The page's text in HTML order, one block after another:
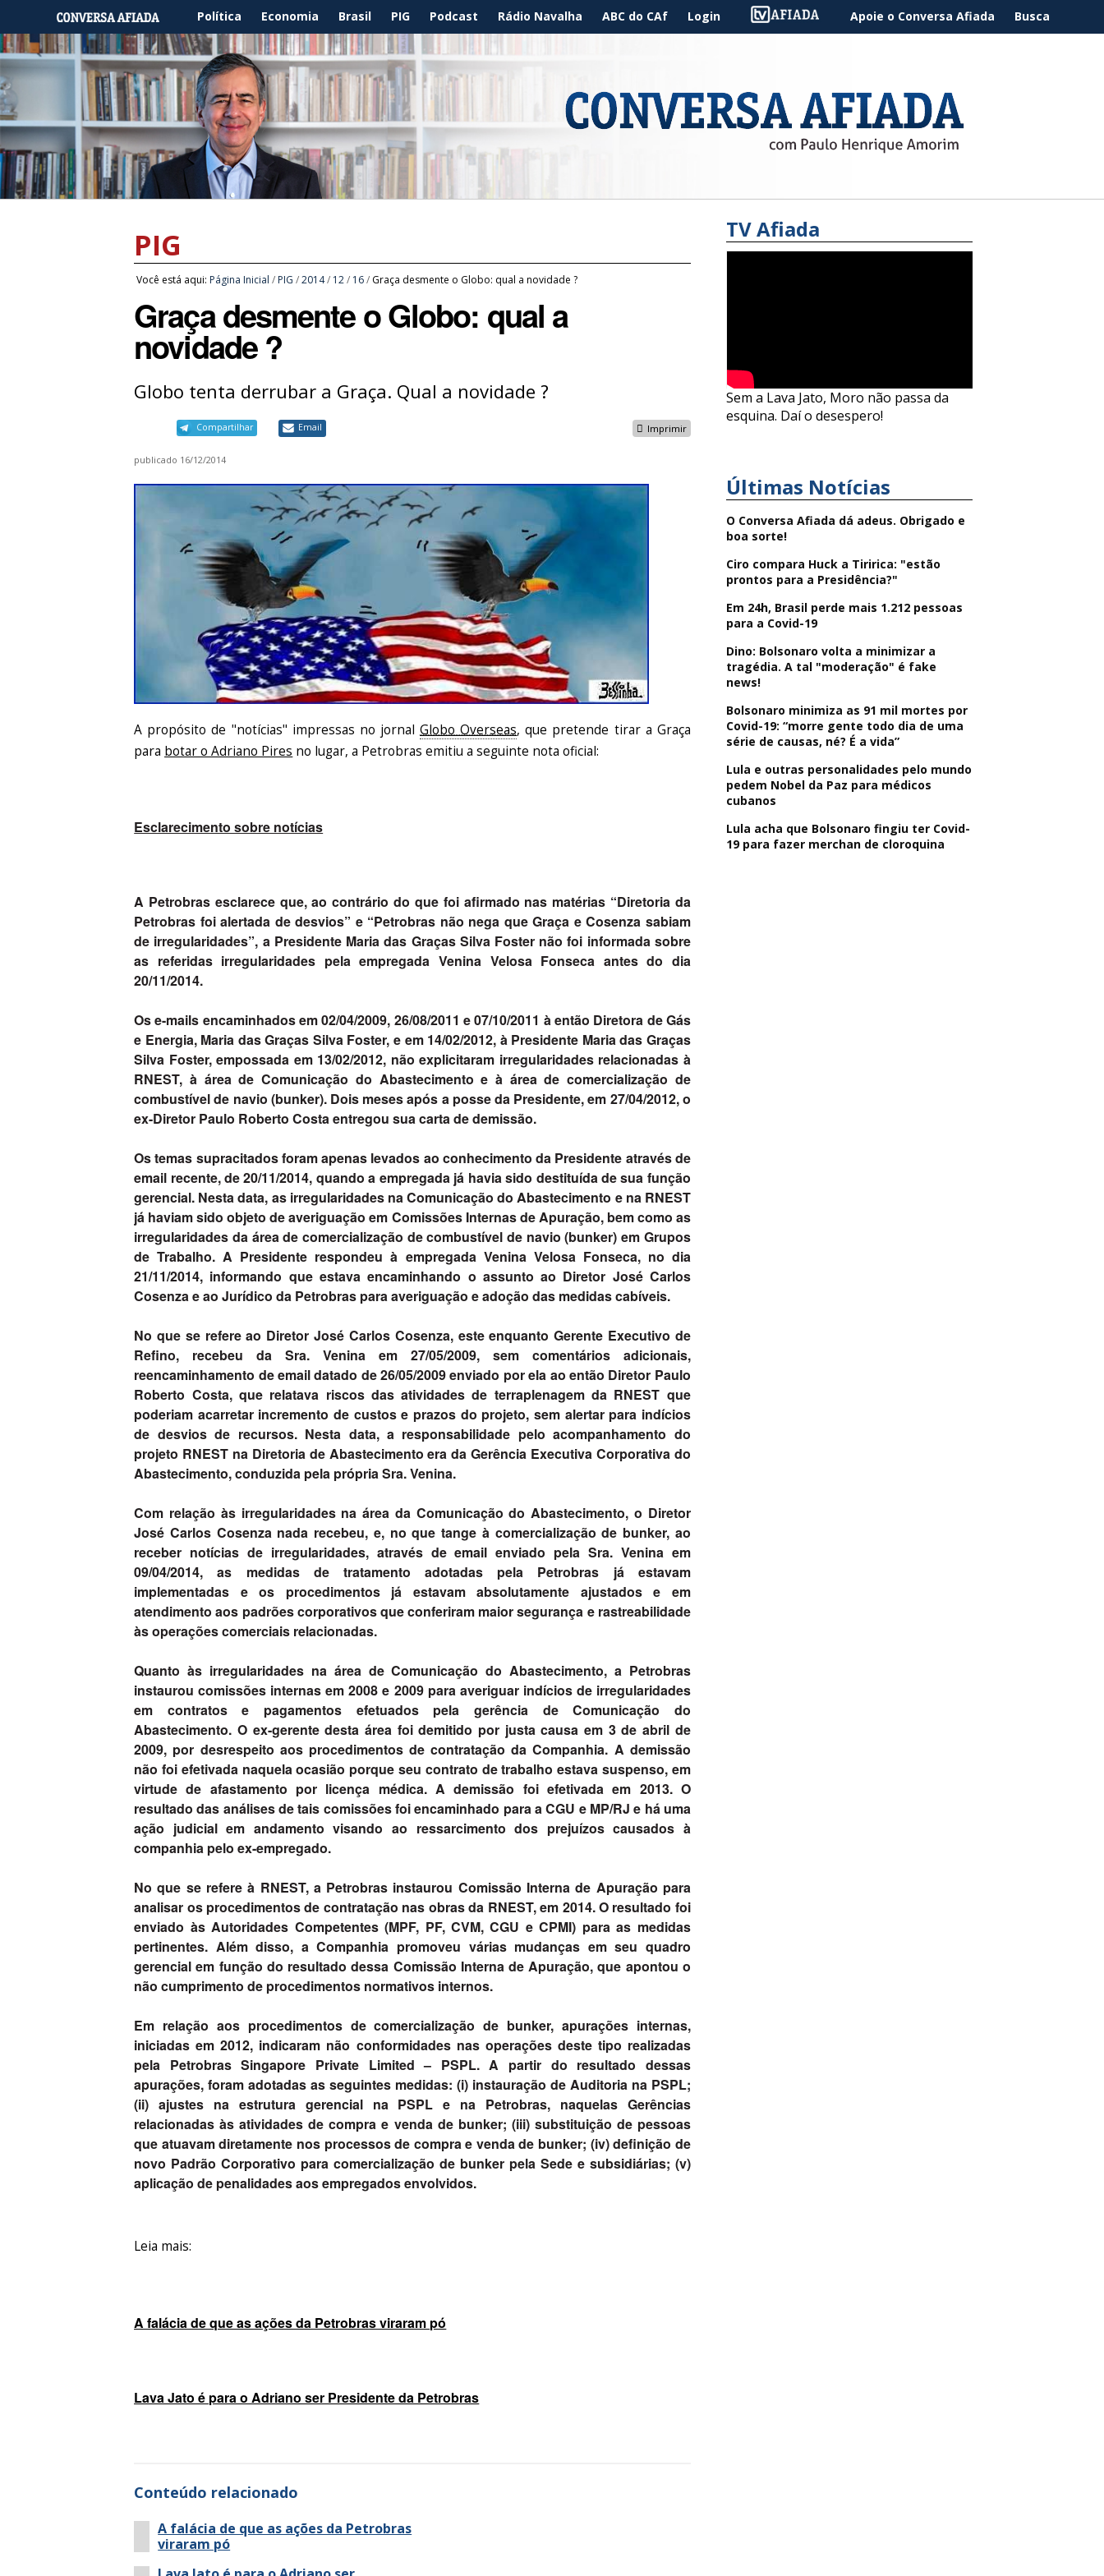
Política Economia Brasil PIG Podcast Rádio Navalha ABC do CAf Login Apoie o Conversa Afiada Busca
PIG
Você está aqui: Página Inicial / PIG /2014/ 12/ 16/ Graça desmente o Globo: qual a novidade ?
Graça desmente o Globo: qual a
novidade ?
Globo tenta derrubar a Graça. Qual a novidade ?
Compartilhar Email Imprimir
publicado 16/12/2014
A propósito de "notícias" impressas no jornalGlobo Overseas, que pretende tirar a Graça
para botar o Adriano Pires no lugar, a Petrobras emitiu a seguinte nota oficial:
Esclarecimento sobre notícias
A Petrobras esclarece que, ao contrário do que foi afirmado nas matérias “Diretoria da
Petrobras foi alertada de desvios” e “Petrobras não nega que Graça e Cosenza sabiam
de irregularidades”, a Presidente Maria das Graças Silva Foster não foi informada sobre
as referidas irregularidades pela empregada Venina Velosa Fonseca antes do dia
20/11/2014.
Os e-mails encaminhados em 02/04/2009, 26/08/2011 e 07/10/2011 à então Diretora de Gás
e Energia, Maria das Graças Silva Foster, e em 14/02/2012, à Presidente Maria das Graças
Silva Foster, empossada em 13/02/2012, não explicitaram irregularidades relacionadas à
RNEST, à área de Comunicação do Abastecimento e à área de comercialização de
combustível de navio (bunker). Dois meses após a posse da Presidente, em 27/04/2012, o
ex-Diretor Paulo Roberto Costa entregou sua carta de demissão.
Os temas supracitados foram apenas levados ao conhecimento da Presidente através de
email recente, de 20/11/2014, quando a empregada já havia sido destituída de sua função
gerencial. Nesta data, as irregularidades na Comunicação do Abastecimento e na RNEST
já haviam sido objeto de averiguação em Comissões Internas de Apuração, bem como as
irregularidades da área de comercialização de combustível de navio (bunker) em Grupos
de Trabalho. A Presidente respondeu à empregada Venina Velosa Fonseca, no dia
21/11/2014, informando que estava encaminhando o assunto ao Diretor José Carlos
Cosenza e ao Jurídico da Petrobras para averiguação e adoção das medidas cabíveis.
No que se refere ao Diretor José Carlos Cosenza, este enquanto Gerente Executivo de
Refino, recebeu da Sra. Venina em 27/05/2009, sem comentários adicionais,
reencaminhamento de email datado de 26/05/2009 enviado por ela ao então Diretor Paulo
Roberto Costa, que relatava riscos das atividades de terraplenagem da RNEST que
poderiam acarretar incremento de custos e prazos do projeto, sem alertar para indícios
de desvios de recursos. Nesta data, a responsabilidade pelo acompanhamento do
projeto RNEST na Diretoria de Abastecimento era da Gerência Executiva Corporativa do
Abastecimento, conduzida pela própria Sra. Venina.
Com relação às irregularidades na área da Comunicação do Abastecimento, o Diretor
José Carlos Cosenza nada recebeu, e, no que tange à comercialização de bunker, ao
receber notícias de irregularidades, através de email enviado pela Sra. Venina em
09/04/2014, as medidas de tratamento adotadas pela Petrobras já estavam
implementadas e os procedimentos já estavam absolutamente ajustados e em
atendimento aos padrões corporativos que conferiram maior segurança e rastreabilidade
às operações comerciais relacionadas.
Quanto às irregularidades na área de Comunicação do Abastecimento, a Petrobras
instaurou comissões internas em 2008 e 2009 para averiguar indícios de irregularidades
em contratos e pagamentos efetuados pela gerência de Comunicação do
Abastecimento. O ex-gerente desta área foi demitido por justa causa em 3 de abril de
2009, por desrespeito aos procedimentos de contratação da Companhia. A demissão
não foi efetivada naquela ocasião porque seu contrato de trabalho estava suspenso, em
virtude de afastamento por licença médica. A demissão foi efetivada em 2013. O
resultado das análises de tais comissões foi encaminhado para a CGU e MP/RJ e há uma
ação judicial em andamento visando ao ressarcimento dos prejuízos causados à
companhia pelo ex-empregado.
No que se refere à RNEST, a Petrobras instaurou Comissão Interna de Apuração para
analisar os procedimentos de contratação nas obras da RNEST, em 2014. O resultado foi
enviado às Autoridades Competentes (MPF, PF, CVM, CGU e CPMI) para as medidas
pertinentes. Além disso, a Companhia promoveu várias mudanças em seu quadro
gerencial em função do resultado dessa Comissão Interna de Apuração, que apontou o
não cumprimento de procedimentos normativos internos.
Em relação aos procedimentos de comercialização de bunker, apurações internas,
iniciadas em 2012, indicaram não conformidades nas operações deste tipo realizadas
pela Petrobras Singapore Private Limited – PSPL. A partir do resultado dessas
apurações, foram adotadas as seguintes medidas: (i) instauração de Auditoria na PSPL;
(ii) ajustes na estrutura gerencial na PSPL e na Petrobras, naquelas Gerências
relacionadas às atividades de compra e venda de bunker; (iii) substituição de pessoas
que atuavam diretamente nos processos de compra e venda de bunker; (iv) definição de
novo Padrão Corporativo para comercialização de bunker pela Sede e subsidiárias; (v)
aplicação de penalidades aos empregados envolvidos.
Leia mais:
A falácia de que as ações da Petrobras viraram pó
Lava Jato é para o Adriano ser Presidente da Petrobras
Conteúdo relacionado
A falácia de que as ações da Petrobras
viraram pó
TV Afiada
Sem a Lava Jato, Moro não passa da
esquina. Daí o desespero!
Últimas Notícias
O Conversa Afiada dá adeus. Obrigado e
boa sorte!
Ciro compara Huck a Tiririca: "estão
prontos para a Presidência?"
Em 24h, Brasil perde mais 1.212 pessoas
para a Covid-19
Dino: Bolsonaro volta a minimizar a
tragédia. A tal "moderação" é fake
news!
Bolsonaro minimiza as 91 mil mortes por
Covid-19: “morre gente todo dia de uma
série de causas, né? É a vida”
Lula e outras personalidades pelo mundo
pedem Nobel da Paz para médicos
cubanos
Lula acha que Bolsonaro fingiu ter Covid-
19 para fazer merchan de cloroquina